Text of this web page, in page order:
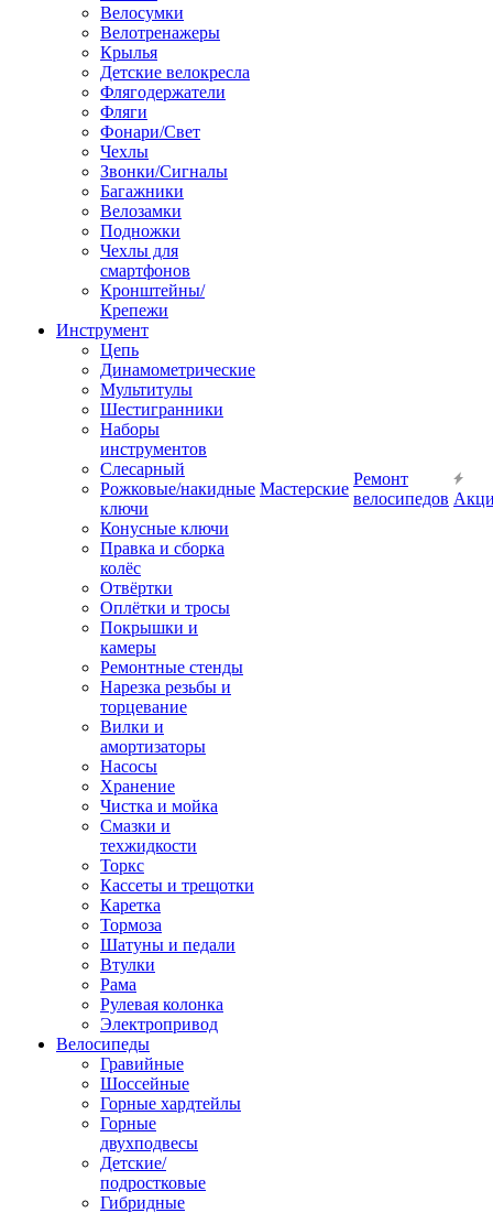
Велосумки
Велотренажеры
Крылья
Детские велокресла
Флягодержатели
Фляги
Фонари/Свет
Чехлы
Звонки/Сигналы
Багажники
Велозамки
Подножки
Чехлы для
смартфонов
Кронштейны/
Крепежи
Инструмент
Цепь
Динамометрические
Мультитулы
Шестигранники
Наборы
инструментов
Слесарный
Рожковые/накидные
ключи
Конусные ключи
Правка и сборка
колёс
Отвёртки
Оплётки и тросы
Покрышки и
камеры
Ремонтные стенды
Нарезка резьбы и
торцевание
Вилки и
амортизаторы
Насосы
Хранение
Чистка и мойка
Смазки и
техжидкости
Торкс
Кассеты и трещотки
Каретка
Тормоза
Шатуны и педали
Втулки
Рама
Рулевая колонка
Электропривод
Велосипеды
Гравийные
Шоссейные
Горные хардтейлы
Горные
двухподвесы
Детские/
подростковые
Гибридные
Мастерские
Ремонт
велосипедов